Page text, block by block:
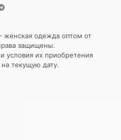
одежда оптом от
защищены.
условия их приобретения
текущую дату.